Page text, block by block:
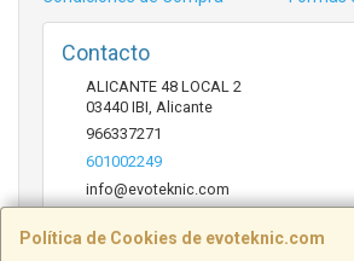
Política de Cookies de evoteknic.com
Contacto
ALICANTE 48 LOCAL 2
03440 IBI Alicante
966337271
601002249
info@evoteknic.com